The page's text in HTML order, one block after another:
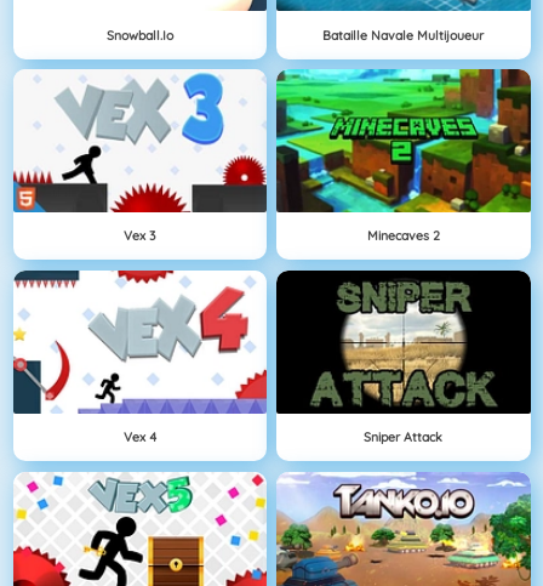
Snowball.io Bataille Navale Multijoueur
Vex 3 Minecaves 2
Vex 4 Sniper Attack